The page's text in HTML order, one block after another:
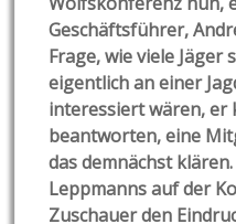
Geschäftsführer,
Frage, wie viele Jäger
eigentlich an einer
interessiert wären, er
beantworten, eine
das demnächst
Leppmanns auf der
Zuschauer den